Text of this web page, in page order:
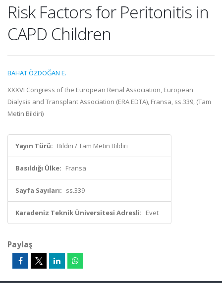
Risk Factors for Peritonitis in
CAPD Children
BAHAT ÖZDOĞAN E.
XXXVI Congress of the European Renal Association, European
Dialysis and Transplant Association (ERA EDTA), Fransa, ss.339, (Tam
Metin Bildiri)
Yayın Türü: Bildiri / Tam Metin Bildiri
Basıldığı Ülke: Fransa
Sayfa Sayıları: ss.339
Karadeniz Teknik Üniversitesi Adresli: Evet
Paylaş